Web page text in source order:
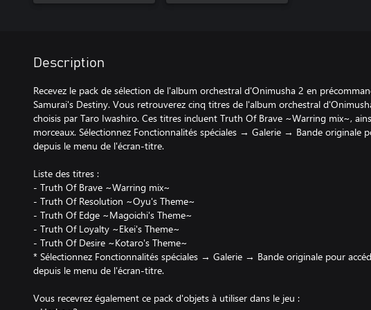
Description
Recevez le pack de sélection de l'album orchestral d'Onimusha 2 en
Samurai's Destiny. Vous retrouverez cinq titres de l'album orchestral
choisis par Taro Iwashiro. Ces titres incluent Truth Of Brave ~Warring mix~,
morceaux. Sélectionnez Fonctionnalités spéciales → Galerie → Bande originale
depuis le menu de l'écran-titre.
Liste des titres :
- Truth Of Brave ~Warring mix~
- Truth Of Resolution ~Oyu's Theme~
- Truth Of Edge ~Magoichi's Theme~
- Truth Of Loyalty ~Ekei's Theme~
- Truth Of Desire ~Kotaro's Theme~
* Sélectionnez Fonctionnalités spéciales → Galerie → Bande originale pour
depuis le menu de l'écran-titre.
Vous recevrez également ce pack d'objets à utiliser dans le jeu :